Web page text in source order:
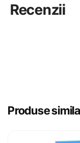
Recenzii
Produse